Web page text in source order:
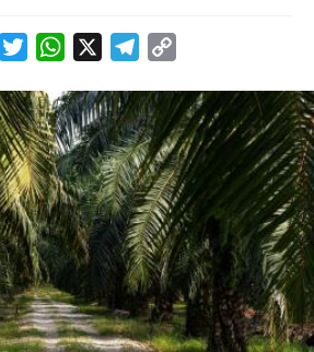
FacebookTwitterWhatsApp Telegram